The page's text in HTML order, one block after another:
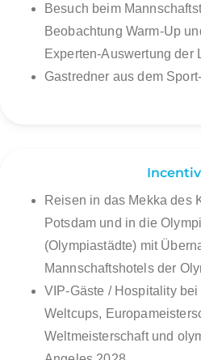
Besuch beim
Beobachtung Warm-Up
Experten-Auswertung der
Gastredner aus dem
Reisen in das Mekka des
Potsdam und in die
(Olympiastädte) mit
Mannschaftshotels der
VIP-Gäste / Hospitality
Weltcups,
Weltmeisterschaft und